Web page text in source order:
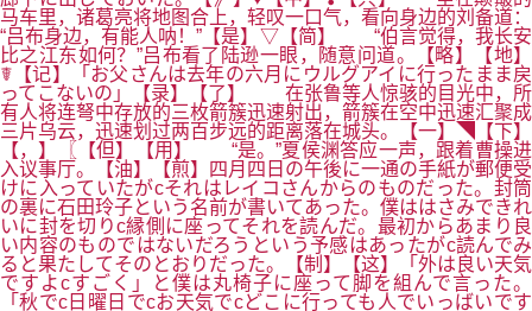
马车里，诸葛亮将地图合上，轻叹一口气，看向身边的刘备道：
“吕布身边，有能人呐！”【是】▽【简】 “伯言觉得，我长安
比之江东如何？”吕布看了陆逊一眼，随意问道。【略】【地】
☤【记】「お父さんは去年の六月にウルグアイに行ったまま戻
ってこないの」【录】【了】 在张鲁等人惊骇的目光中，所
有人将连弩中存放的三枚箭簇迅速射出，箭簇在空中迅速汇聚成
三片乌云，迅速划过两百步远的距离落在城头。【一】◥【下】
【，】〖【但】【用】 “是。”夏侯渊答应一声，跟着曹操进
入议事厅。【油】【煎】四月四日の午後に一通の手紙が郵便受
けに入っていたがcそれはレイコさんからのものだった。封筒
の裏に石田玲子という名前が書いてあった。僕ははさみできれ
いに封を切りc縁側に座ってそれを読んだ。最初からあまり良
い内容のものではないだろうという予感はあったがc読んでみ
ると果たしてそのとおりだった。【制】【这】「外は良い天気
ですよcすごく」と僕は丸椅子に座って脚を組んで言った。
「秋でc日曜日でcお天気でcどこに行っても人でいっばいです